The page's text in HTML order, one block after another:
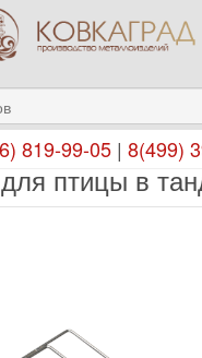
819-99-05| 8(499)
птицы в